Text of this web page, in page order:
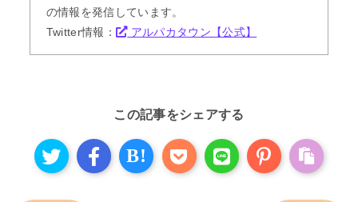
の情報を発信しています。
Twitter情報：
アルパカタウン【公式】
この記事をシェアする
B!